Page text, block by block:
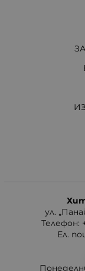
ул.
Телефон:
Ел.